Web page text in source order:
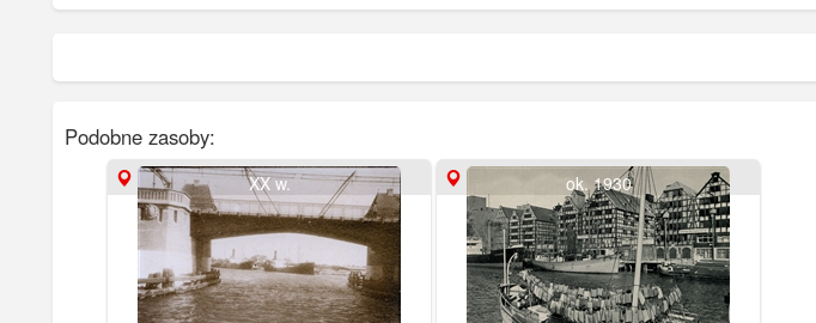
Podobne zasoby:
XX w. ok. 1930